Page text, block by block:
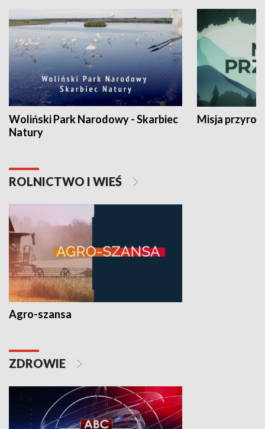
Woliński Park Narodowy - Skarbiec
Natury
Misja
ROLNICTWO I WIEŚ
Agro-szansa
ZDROWIE